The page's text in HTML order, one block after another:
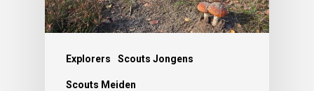
Explorers Scouts Jongens
Scouts Meiden